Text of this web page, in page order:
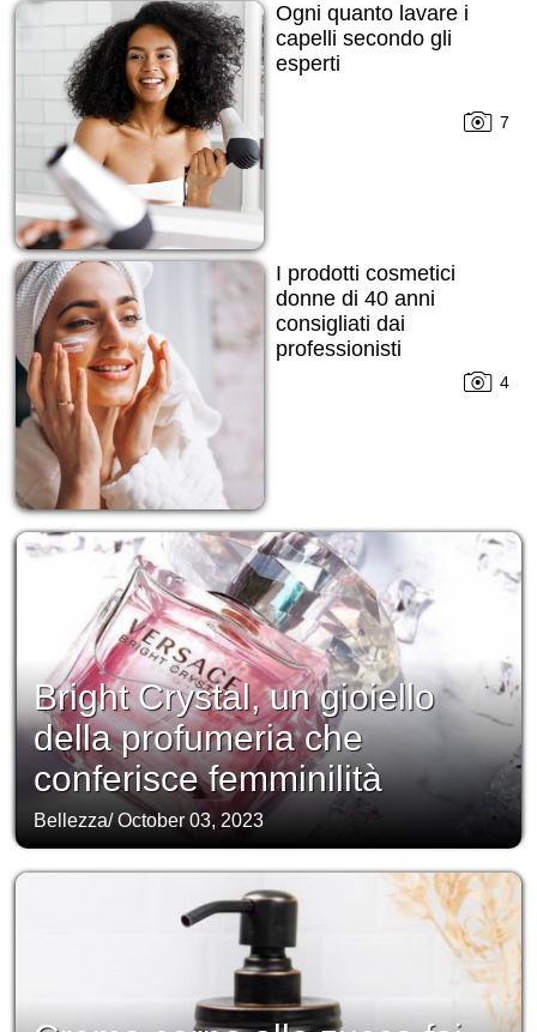
Ogni quanto lavare i
capelli secondo gli
esperti
7
I prodotti cosmetici
donne di 40 anni
consigliati dai
professionisti
4
Bright Crystal, un gioiello
della profumeria che
conferisce femminilità
Bellezza/October 03, 2023